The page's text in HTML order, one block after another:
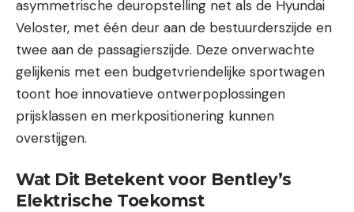
asymmetrische deuropstelling net als de Hyundai
Veloster, met één deur aan de bestuurderszijde en
twee aan de passagierszijde. Deze onverwachte
gelijkenis met een budgetvriendelijke sportwagen
toont hoe innovatieve ontwerpoplossingen
prijsklassen en merkpositionering kunnen
overstijgen.
Wat Dit Betekent voor Bentley’s
Elektrische Toekomst